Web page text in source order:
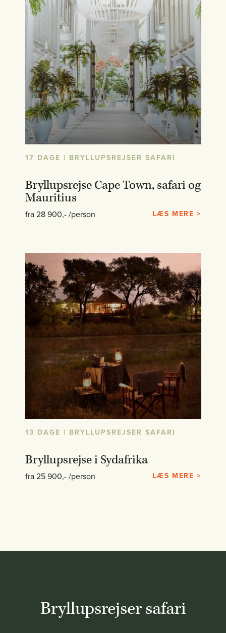
17 DAGE | BRYLLUPSREJSER SAFARI
Bryllupsrejse Cape Town, safari og
Mauritius
fra 28 900,- /person LÆS MERE >
13 DAGE | BRYLLUPSREJSER SAFARI
Bryllupsrejse i Sydafrika
fra 25 900,- /person LÆS MERE >
Bryllupsrejser safari